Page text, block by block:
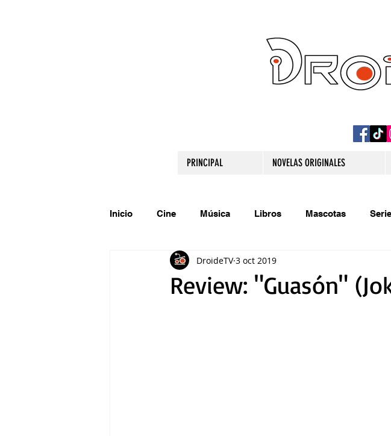
PRINCIPAL NOVELAS ORIGINALES
Inicio Cine Música Libros Mascotas
Comparte tu talento Relatos originales
Review: "Guasón"
DroideTV 3 oct 2019